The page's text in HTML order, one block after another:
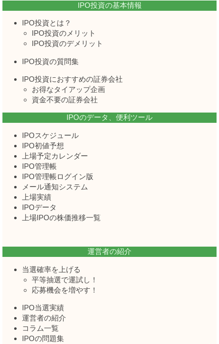
IPO投資の基本情報
IPO投資とは？
IPO投資のメリット
IPO投資のデメリット
IPO投資の質問集
IPO投資におすすめの証券会社
お得なタイアップ企画
資金不要の証券会社
IPOのデータ、便利ツール
IPOスケジュール
IPO初値予想
上場予定カレンダー
IPO管理帳
IPO管理帳ログイン版
メール通知システム
上場実績
IPOデータ
上場IPOの株価推移一覧
運営者の紹介
当選確率を上げる
平等抽選で運試し！
応募機会を増やす！
IPO当選実績
運営者の紹介
コラム一覧
IPOの問題集